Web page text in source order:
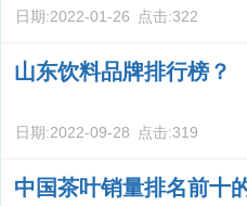
日期:2022-01-26 点击:322
山东饮料品牌排行榜？
日期:2022-09-28 点击:319
中国茶叶销量排名前十